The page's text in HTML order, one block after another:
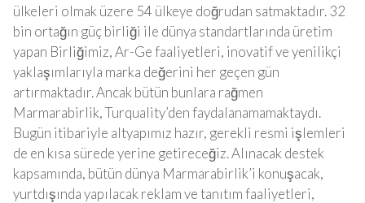
ülkeleri olmak üzere 54 ülkeye doğrudan satmaktadır. 32
bin ortağın güç birliği ile dünya standartlarında üretim
yapan Birliğimiz, Ar-Ge faaliyetleri, inovatif ve yenilikçi
yaklaşımlarıyla marka değerini her geçen gün
artırmaktadır. Ancak bütün bunlara rağmen
Marmarabirlik, Turquality’den faydalanamamaktaydı.
Bugün itibariyle altyapımız hazır, gerekli resmi işlemleri
de en kısa sürede yerine getireceğiz. Alınacak destek
kapsamında, bütün dünya Marmarabirlik’i konuşacak,
yurtdışında yapılacak reklam ve tanıtım faaliyetleri,